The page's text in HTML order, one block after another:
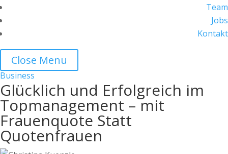
Team
Jobs
Kontakt
Close Menu
Business
Glücklich und Erfolgreich im
Topmanagement – mit
Frauenquote Statt
Quotenfrauen